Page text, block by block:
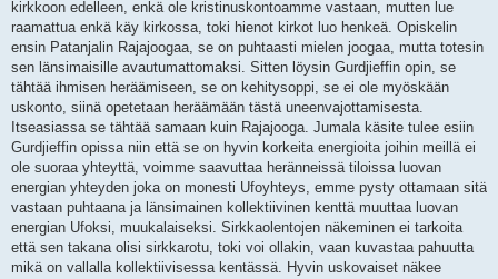
kirkkoon edelleen, enkä ole kristinuskontoamme vastaan, mutten lue
raamattua enkä käy kirkossa, toki hienot kirkot luo henkeä. Opiskelin
ensin Patanjalin Rajajoogaa, se on puhtaasti mielen joogaa, mutta totesin
sen länsimaisille avautumattomaksi. Sitten löysin Gurdjieffin opin, se
tähtää ihmisen heräämiseen, se on kehitysoppi, se ei ole myöskään
uskonto, siinä opetetaan heräämään tästä uneenvajottamisesta.
Itseasiassa se tähtää samaan kuin Rajajooga. Jumala käsite tulee esiin
Gurdjieffin opissa niin että se on hyvin korkeita energioita joihin meillä ei
ole suoraa yhteyttä, voimme saavuttaa heränneissä tiloissa luovan
energian yhteyden joka on monesti Ufoyhteys, emme pysty ottamaan sitä
vastaan puhtaana ja länsimainen kollektiivinen kenttä muuttaa luovan
energian Ufoksi, muukalaiseksi. Sirkkaolentojen näkeminen ei tarkoita
että sen takana olisi sirkkarotu, toki voi ollakin, vaan kuvastaa pahuutta
mikä on vallalla kollektiivisessa kentässä. Hyvin uskovaiset näkee